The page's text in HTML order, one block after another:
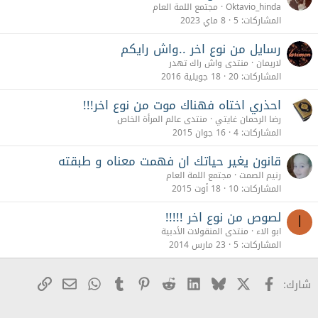
Oktavio_hinda مجتمع اللمة العام
المشاركات 5 8 ماي 2023
رسايل من نوع اخر ..واش رايكم
لاريمان منتدى واش راك تهدر
المشاركات 20 18 جويلية 2016
احذري اختاه فهناك موت من نوع اخر!!!
رضا الرحمان غايتي منتدى عالم المرأة الخاص
المشاركات 4 16 جوان 2015
قانون يغير حياتك ان فهمت معناه و طبقته
رنيم الصمت مجتمع اللمة العام
المشاركات 10 18 أوت 2015
لصوص من نوع اخر !!!!!
ابو الاء منتدى المنقولات الأدبية
المشاركات 5 23 مارس 2014
شارك: Facebook
X
Bluesky
LinkedIn
Reddit
Pinterest
Tumblr
WhatsApp
البريدرابط